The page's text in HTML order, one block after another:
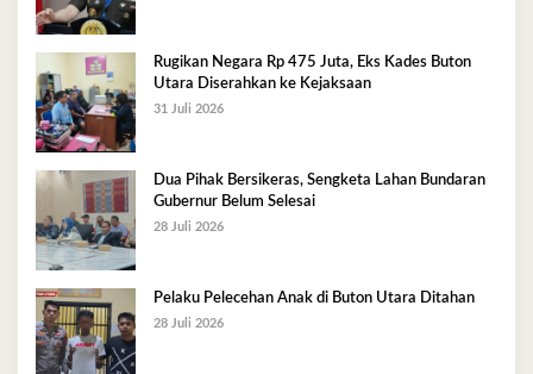
Rugikan Negara Rp 475 Juta, Eks Kades Buton
Utara Diserahkan ke Kejaksaan
31 Juli 2026
Dua Pihak Bersikeras, Sengketa Lahan Bundaran
Gubernur Belum Selesai
28 Juli 2026
Pelaku Pelecehan Anak di Buton Utara Ditahan
28 Juli 2026